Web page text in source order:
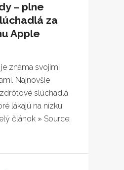
– plne
za
Apple
známa svojimi
Najnovšie
slúchadlá
lákajú na nízku
článok » Source: